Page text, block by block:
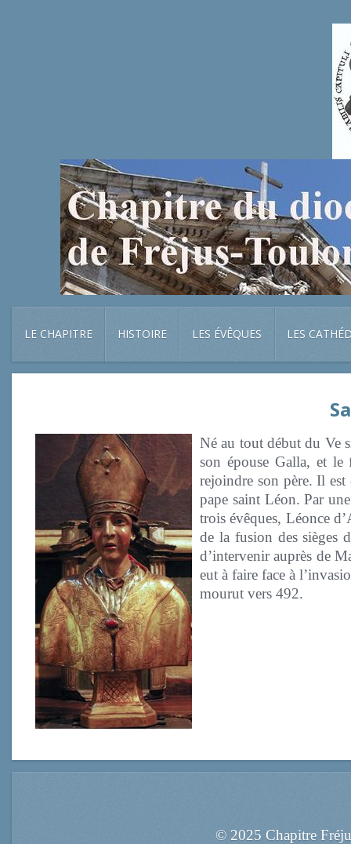
LE CHAPITRE HISTOIRE LES ÉVÊQUES LES
Né au tout début du Ve
son épouse Galla, et
rejoindre son père. Il est
pape saint Léon. Par
trois évêques, Léonce
de la fusion des sièges
d’intervenir auprès de
eut à faire face à
mourut vers 492.
© 2025 Chapitre